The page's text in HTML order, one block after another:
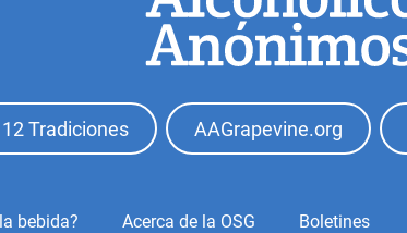
Tradiciones AAGrapevine.org
bebida? Acerca de la OSG Boletines